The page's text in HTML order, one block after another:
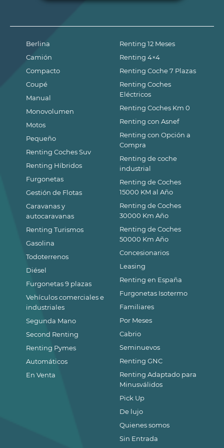
Berlina
Camión
Compacto
Coupé
Manual
Monovolumen
Motos
Pequeño
Renting Coches Suv
Renting Híbridos
Furgonetas
Gestión de Flotas
Caravanas y
autocaravanas
Renting Turismos
Gasolina
Todoterrenos
Diésel
Furgonetas 9 plazas
Vehículos comerciales e
industriales
Segunda Mano
Second Renting
Renting Pymes
Automáticos
En Venta
Renting 12 Meses
Renting 4×4
Renting Coche 7 Plazas
Renting Coches
Eléctricos
Renting Coches Km 0
Renting con Asnef
Renting con Opción a
Compra
Renting de coche
industrial
Renting de Coches
15000 KM al Año
Renting de Coches
30000 Km Año
Renting de Coches
50000 Km Año
Concesionarios
Leasing
Renting en España
Furgonetas Isotermo
Familiares
Por Meses
Cabrio
Seminuevos
Renting GNC
Renting Adaptado para
Minusválidos
Pick Up
De lujo
Quienes somos
Sin Entrada